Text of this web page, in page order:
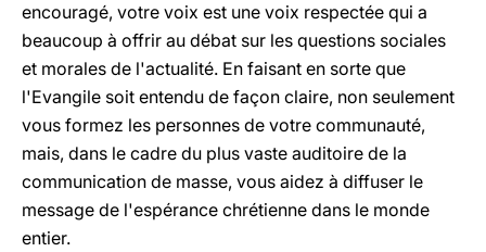
encouragé, votre voix est une voix respectée qui a
beaucoup à offrir au débat sur les questions sociales
et morales de l'actualité. En faisant en sorte que
l'Evangile soit entendu de façon claire, non seulement
vous formez les personnes de votre communauté,
mais, dans le cadre du plus vaste auditoire de la
communication de masse, vous aidez à diffuser le
message de l'espérance chrétienne dans le monde
entier.